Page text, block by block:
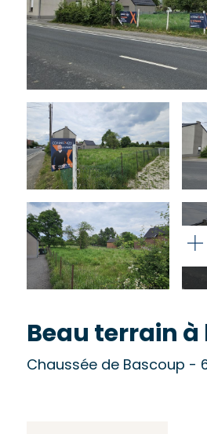
Beau terrain
Chaussée de Bascoup -